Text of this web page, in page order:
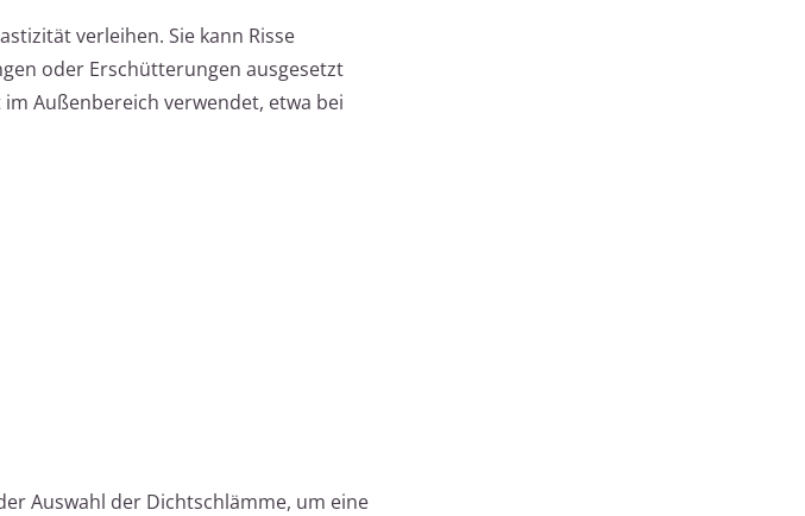
verleihen. Sie kann Risse
oder Erschütterungen ausgesetzt
Außenbereich verwendet, etwa bei
Auswahl der Dichtschlämme, um eine